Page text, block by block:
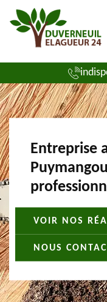
Entreprise
VOIR NOS
NOUS